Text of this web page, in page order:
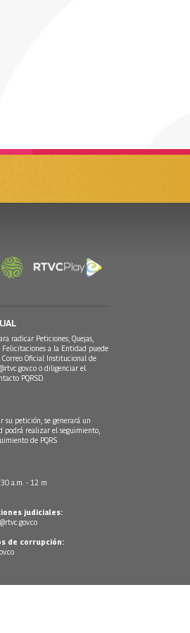
radicar Peticiones, Quejas,
Felicitaciones a la Entidad puede
Oficial Institucional de
o diligenciar el
PQRSD.
su petición, se generará un
podrá realizar el seguimiento,
de PQRS
a.m. - 12 m
judiciales:
de corrupción: